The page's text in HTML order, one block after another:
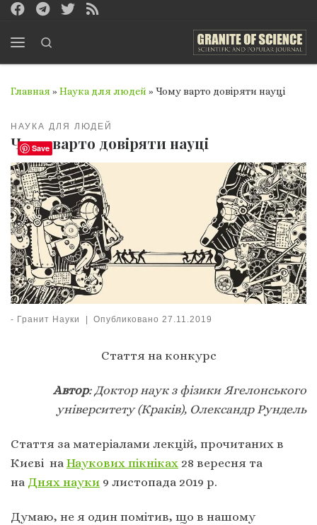
Перейти к содержимому
Главная » Наука для людей » Чому варто довіряти науці
НАУКА ДЛЯ ЛЮДЕЙ
Чому варто довіряти науці
- Гранит Науки | Опубликовано 27.11.2019
Стаття на конкурс
Автор: Доктор наук з фізики Ягелонського
університету (Краків), Олександр Рундель
Стаття за матеріалами лекцій, прочитаних в
Києві на Наукових пікніках 28 вересня та
на Днях науки 9 листопада 2019 р.
Думаю, не я один помітив, що в нашому
Save